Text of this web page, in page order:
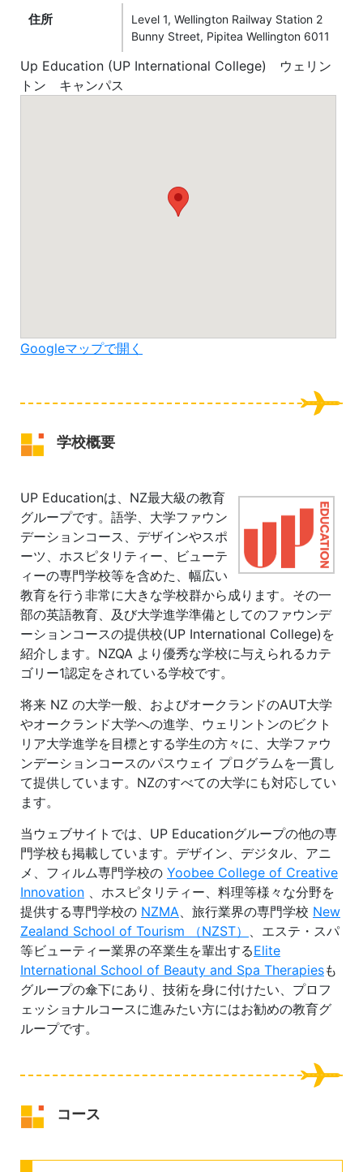
住所
Level 1, Wellington Railway Station 2
Bunny Street, Pipitea Wellington 6011
Up Education (UP International College) ウェリン
トン キャンパス
Googleマップで開く
学校概要
UP Educationは、NZ最大級の教育
グループです。語学、大学ファウン
デーションコース、デザインやスポ
ーツ、ホスピタリティー、ビューテ
ィーの専門学校等を含めた、幅広い
教育を行う非常に大きな学校群から成ります。その一
部の英語教育、及び大学進学準備としてのファウンデ
ーションコースの提供校(UP International College)を
紹介します。NZQA より優秀な学校に与えられるカテ
ゴリー1認定をされている学校です。
将来 NZ の大学一般、およびオークランドのAUT大学
やオークランド大学への進学、ウェリントンのビクト
リア大学進学を目標とする学生の方々に、大学ファウ
ンデーションコースのパスウェイ プログラムを一貫し
て提供しています。NZのすべての大学にも対応してい
ます。
当ウェブサイトでは、UP Educationグループの他の専
門学校も掲載しています。デザイン、デジタル、アニ
メ、フィルム専門学校の Yoobee College of Creative
Innovation 、ホスピタリティー、料理等様々な分野を
提供する専門学校の NZMA、旅行業界の専門学校 New
Zealand School of Tourism （NZST） 、エステ・スパ
等ビューティー業界の卒業生を輩出するElite
International School of Beauty and Spa Therapiesも
グループの傘下にあり、技術を身に付けたい、プロフ
ェッショナルコースに進みたい方にはお勧めの教育グ
ループです。
コース